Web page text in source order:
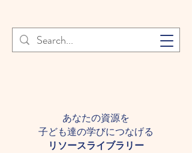
登録者様へ 個人情報の取り扱
いについて Learn More
あなたの資源を
子ども達の学びにつなげる​
​リソースライブラリー